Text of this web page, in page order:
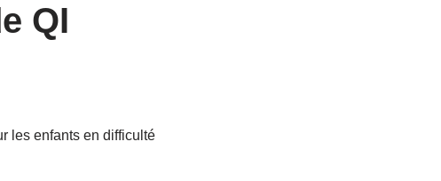
QI
les enfants en difficulté